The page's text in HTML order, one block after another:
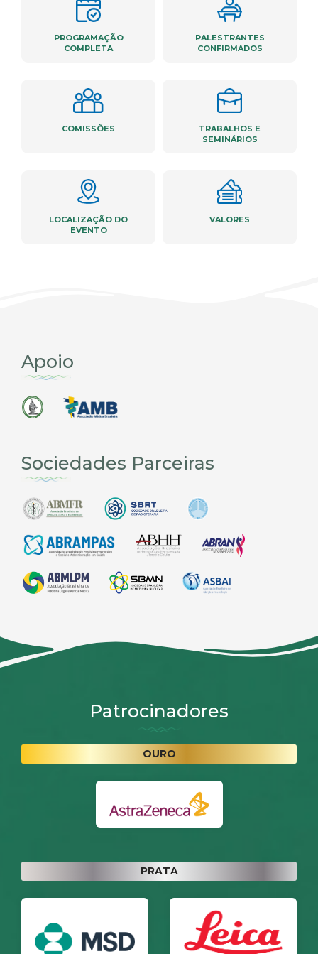
PROGRAMAÇÃO
COMPLETA
PALESTRANTES
CONFIRMADOS
COMISSÕES
TRABALHOS E
SEMINÁRIOS
LOCALIZAÇÃO DO
EVENTO
VALORES
Apoio
Sociedades Parceiras
Patrocinadores
OURO
PRATA